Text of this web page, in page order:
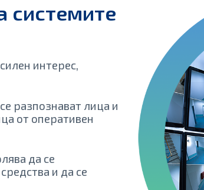
системите
интерес,
разпознават лица и
от оперативен
да се
и да се